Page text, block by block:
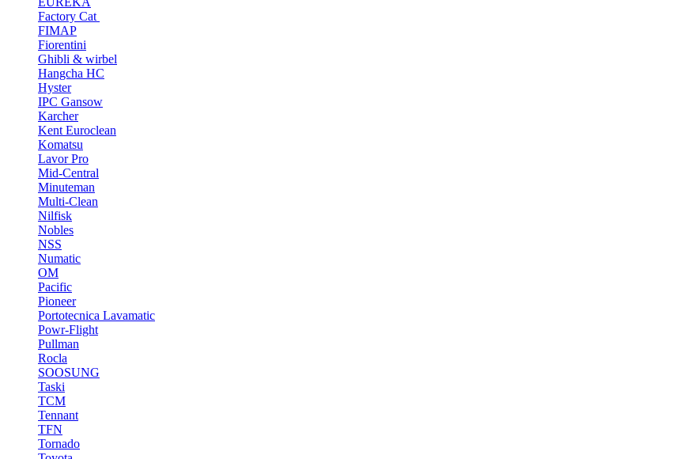
Factory Cat
FIMAP
Fiorentini
Ghibli & wirbel
Hangcha HC
Hyster
IPC Gansow
Karcher
Kent Euroclean
Komatsu
Lavor Pro
Mid-Central
Minuteman
Multi-Clean
Nilfisk
Nobles
NSS
Numatic
OM
Pacific
Pioneer
Portotecnica Lavamatic
Powr-Flight
Pullman
Rocla
SOOSUNG
Taski
TCM
Tennant
TFN
Tornado